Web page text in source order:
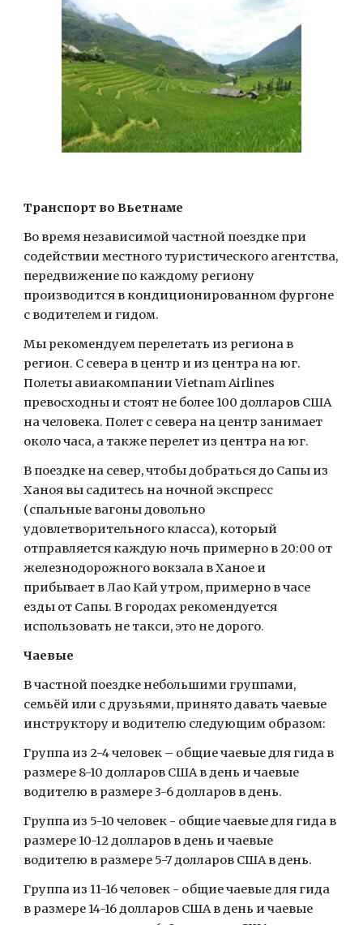
Транспорт во Вьетнаме
Во время независимой частной поездке при
содействии местного туристического агентства,
передвижение по каждому региону
производится в кондиционированном фургоне
с водителем и гидом.
Мы рекомендуем перелетать из региона в
регион. С севера в центр и из центра на юг.
Полеты авиакомпании Vietnam Airlines
превосходны и стоят не более 100 долларов США
на человека. Полет с севера на центр занимает
около часа, а также перелет из центра на юг.
В поездке на север, чтобы добраться до Сапы из
Ханоя вы садитесь на ночной экспресс
(спальные вагоны довольно
удовлетворительного класса), который
отправляется каждую ночь примерно в 20:00 от
железнодорожного вокзала в Ханое и
прибывает в Лао Кай утром, примерно в часе
езды от Сапы. В городах рекомендуется
использовать не такси, это не дорого.
Чаевые
В частной поездке небольшими группами,
семьёй или с друзьями, принято давать чаевые
инструктору и водителю следующим образом:
Группа из 2-4 человек – общие чаевые для гида в
размере 8-10 долларов США в день и чаевые
водителю в размере 3-6 долларов в день.
Группа из 5-10 человек - общие чаевые для гида в
размере 10-12 долларов в день и чаевые
водителю в размере 5-7 долларов США в день.
Группа из 11-16 человек - общие чаевые для гида
в размере 14-16 долларов США в день и чаевые